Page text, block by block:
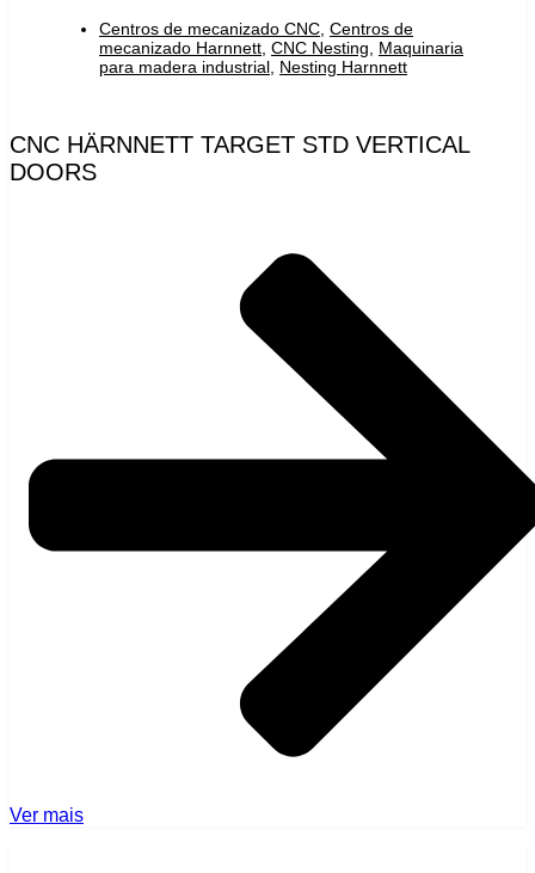
Centros de mecanizado CNC Centros de
mecanizado Harnnett CNC Nesting
Maquinaria
para madera industrial Nesting Harnnett
CNC HÄRNNETT TARGET STD VERTICAL
DOORS
Ver mais